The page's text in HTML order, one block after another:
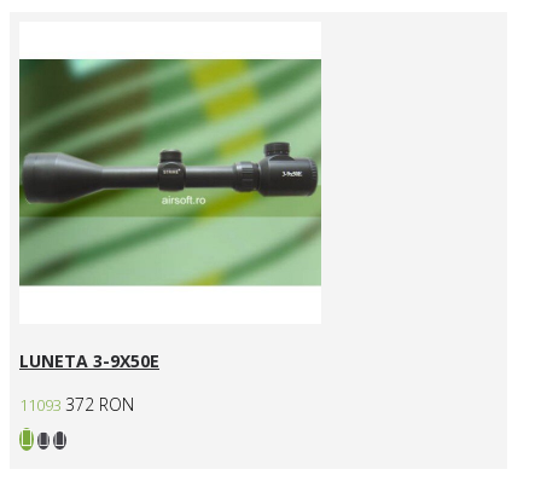
LUNETA 3-9X50E
11093 372 RON